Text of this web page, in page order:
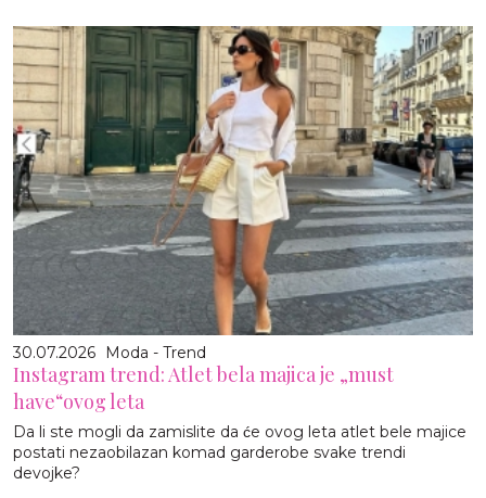
30.07.2026 Moda - Trend
Instagram trend: Atlet bela majica je „must
have“ovog leta
Da li ste mogli da zamislite da će ovog leta atlet bele majice
postati nezaobilazan komad garderobe svake trendi
devojke?